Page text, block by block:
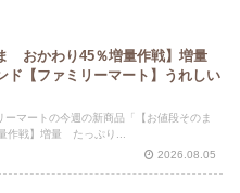
ま おかわり45％増量作戦】増量
ド【ファミリーマート】うれしい
ーマートの今週の新商品「【お値段そのま
作戦】増量 たっぷり...
2026.08.05